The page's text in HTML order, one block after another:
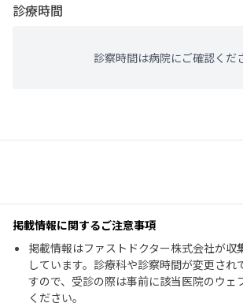
診療時間
診察時間は病院にご確認くだ
掲載情報に関するご注意事項
掲載情報はファストドクター株式会社が収
しています。診療科や診察時間が変更され
すので、受診の際は事前に該当医院のウェ
ください。